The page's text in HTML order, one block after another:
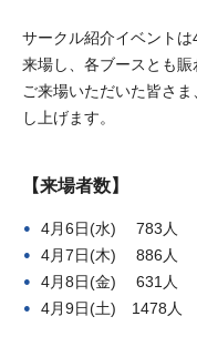
サークル紹介イベント
来場し、各ブースとも賑
ご来場いただいた皆さ
し上げます。
【来場者数】
4月6日(水) 783人
4月7日(木) 886人
4月8日(金) 631人
4月9日(土) 1478人